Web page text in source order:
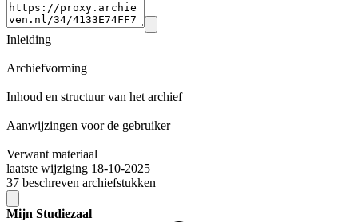
Inleiding
Archiefvorming
Inhoud en structuur van het archief
Aanwijzingen voor de gebruiker
Verwant materiaal
laatste wijziging 18-10-2025
37 beschreven archiefstukken
Mijn Studiezaal